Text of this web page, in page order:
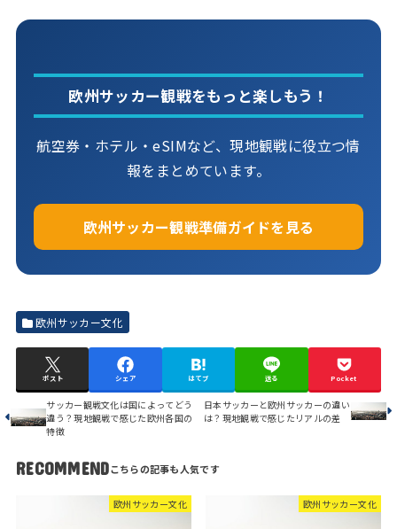
欧州サッカー観戦をもっと楽しもう！
航空券・ホテル・eSIMなど、現地観戦に役立つ情
報をまとめています。
欧州サッカー観戦準備ガイドを見る
欧州サッカー文化
ポスト シェア はてブ 送る Pocket
サッカー観戦文化は国によってどう
違う？現地観戦で感じた欧州各国の
特徴
日本サッカーと欧州サッカーの違い
は？現地観戦で感じたリアルの差
RECOMMEND
欧州サッカー文化 欧州サッカー文化